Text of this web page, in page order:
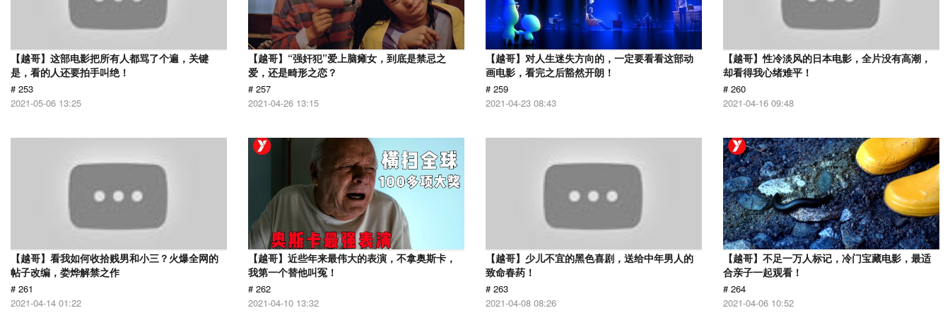
【越哥】这部电影把所有人都骂了个遍，关键
是，看的人还要拍手叫绝！
# 253
2021-05-06 13:25
【越哥】“强奸犯”爱上脑瘫女，到底是禁忌之
爱，还是畸形之恋？
# 257
2021-04-26 13:15
【越哥】对人生迷失方向的，一定要看看这部动
画电影，看完之后豁然开朗！
# 259
2021-04-23 08:43
【越哥】性冷淡风的日本电影，全片没有高潮，
却看得我心绪难平！
# 260
2021-04-16 09:48
【越哥】看我如何收拾贱男和小三？火爆全网的
帖子改编，娄烨解禁之作
# 261
2021-04-14 01:22
【越哥】近些年来最伟大的表演，不拿奥斯卡，
我第一个替他叫冤！
# 262
2021-04-10 13:32
【越哥】少儿不宜的黑色喜剧，送给中年男人的
致命春药！
# 263
2021-04-08 08:26
【越哥】不足一万人标记，冷门宝藏电影，最适
合亲子一起观看！
# 264
2021-04-06 10:52